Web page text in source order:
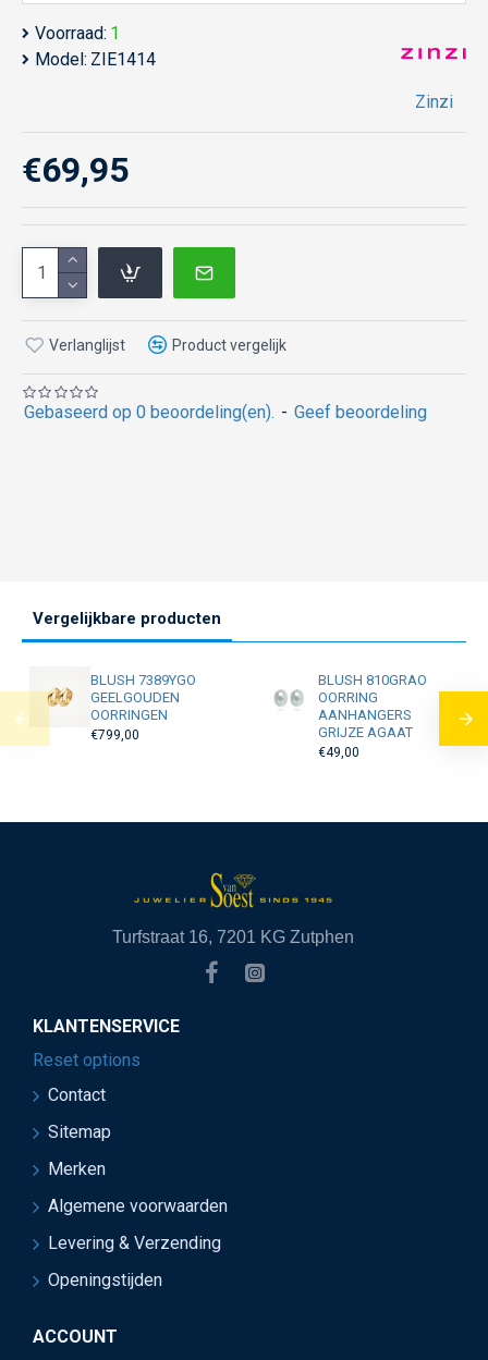
Voorraad: 1
Model: ZIE1414
Zinzi
Gebaseerd op 0 beoordeling(en). - Geef beoordeling
€69,95
Verlanglijst Product vergelijk
Vergelijkbare producten
BLUSH 7389YGO
GEELGOUDEN
OORRINGEN
€799,00
BLUSH 810GRAO
OORRING
AANHANGERS
GRIJZE AGAAT
€49,00
Turfstraat 16, 7201 KG Zutphen
KLANTENSERVICE
Reset options
Contact
Sitemap
Merken
Algemene voorwaarden
Levering & Verzending
Openingstijden
ACCOUNT